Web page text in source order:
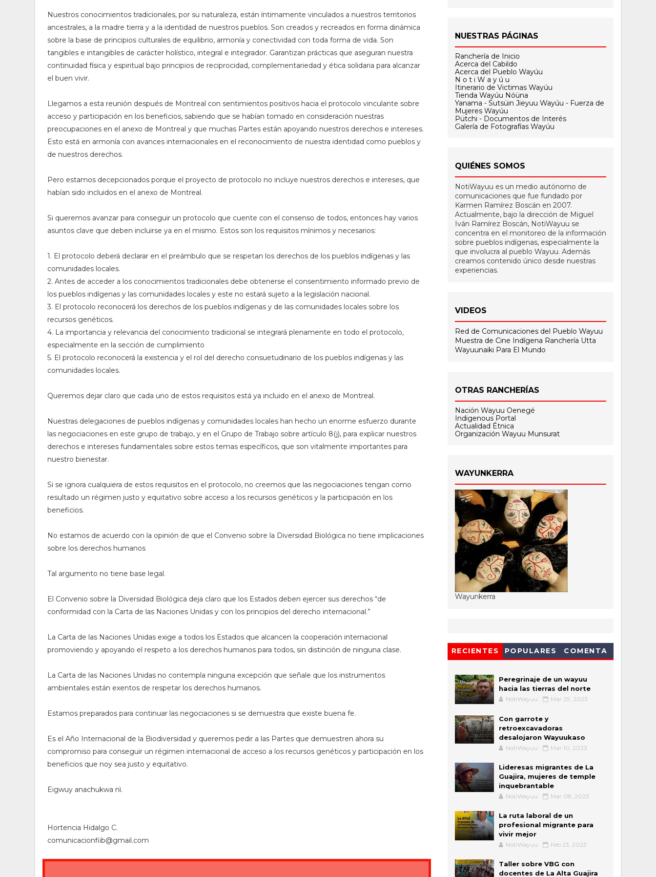
Nuestros conocimientos tradicionales, por su naturaleza, están íntimamente vinculados a nuestros territorios
ancestrales, a la madre tierra y a la identidad de nuestros pueblos. Son creados y recreados en forma dinámica
sobre la base de principios culturales de equilibrio, armonía y conectividad con toda forma de vida. Son
tangibles e intangibles de carácter holístico, integral e integrador. Garantizan prácticas que aseguran nuestra
continuidad física y espiritual bajo principios de reciprocidad, complementariedad y ética solidaria para alcanzar
el buen vivir.
Llegamos a esta reunión después de Montreal con sentimientos positivos hacia el protocolo vinculante sobre
acceso y participación en los beneficios, sabiendo que se habían tomado en consideración nuestras
preocupaciones en el anexo de Montreal y que muchas Partes están apoyando nuestros derechos e intereses.
Esto está en armonía con avances internacionales en el reconocimiento de nuestra identidad como pueblos y
de nuestros derechos.
Pero estamos decepcionados porque el proyecto de protocolo no incluye nuestros derechos e intereses, que
habían sido incluidos en el anexo de Montreal.
Si queremos avanzar para conseguir un protocolo que cuente con el consenso de todos, entonces hay varios
asuntos clave que deben incluirse ya en el mismo. Estos son los requisitos mínimos y necesarios:
1. El protocolo deberá declarar en el preámbulo que se respetan los derechos de los pueblos indígenas y las
comunidades locales.
2. Antes de acceder a los conocimientos tradicionales debe obtenerse el consentimiento informado previo de
los pueblos indígenas y las comunidades locales y este no estará sujeto a la legislación nacional.
3. El protocolo reconocerá los derechos de los pueblos indígenas y de las comunidades locales sobre los
recursos genéticos.
4. La importancia y relevancia del conocimiento tradicional se integrará plenamente en todo el protocolo,
especialmente en la sección de cumplimiento
5. El protocolo reconocerá la existencia y el rol del derecho consuetudinario de los pueblos indígenas y las
comunidades locales.
Queremos dejar claro que cada uno de estos requisitos está ya incluido en el anexo de Montreal.
Nuestras delegaciones de pueblos indígenas y comunidades locales han hecho un enorme esfuerzo durante
las negociaciones en este grupo de trabajo, y en el Grupo de Trabajo sobre artículo 8(j), para explicar nuestros
derechos e intereses fundamentales sobre estos temas específicos, que son vitalmente importantes para
nuestro bienestar.
Si se ignora cualquiera de estos requisitos en el protocolo, no creemos que las negociaciones tengan como
resultado un régimen justo y equitativo sobre acceso a los recursos genéticos y la participación en los
beneficios.
No estamos de acuerdo con la opinión de que el Convenio sobre la Diversidad Biológica no tiene implicaciones
sobre los derechos humanos
Tal argumento no tiene base legal.
El Convenio sobre la Diversidad Biológica deja claro que los Estados deben ejercer sus derechos “de
conformidad con la Carta de las Naciones Unidas y con los principios del derecho internacional.”
La Carta de las Naciones Unidas exige a todos los Estados que alcancen la cooperación internacional
promoviendo y apoyando el respeto a los derechos humanos para todos, sin distinción de ninguna clase.
La Carta de las Naciones Unidas no contempla ninguna excepción que señale que los instrumentos
ambientales están exentos de respetar los derechos humanos.
Estamos preparados para continuar las negociaciones si se demuestra que existe buena fe.
Es el Año Internacional de la Biodiversidad y queremos pedir a las Partes que demuestren ahora su
compromiso para conseguir un régimen internacional de acceso a los recursos genéticos y participación en los
beneficios que noy sea justo y equitativo.
Eigwuy anachukwa nì.
Hortencia Hidalgo C.
comunicacionfiib@gmail.com
NUESTRAS PÁGINAS
Ranchería de Inicio
Acerca del Cabildo
Acerca del Pueblo Wayúu
N o t i W a y ú u
Itinerario de Victimas Wayúu
Tienda Wayúu Nóüna
Yanama - Sutsüin Jieyuu Wayúu - Fuerza de
Mujeres Wayúu
Pütchi - Documentos de Interés
Galería de Fotografías Wayúu
QUIÉNES SOMOS
NotiWayuu es un medio autónomo de
comunicaciones que fue fundado por
Karmen Ramírez Boscán en 2007.
Actualmente, bajo la dirección de Miguel
Iván Ramírez Boscán, NotiWayuu se
concentra en el monitoreo de la información
sobre pueblos indígenas, especialmente la
que involucra al pueblo Wayuu. Además
creamos contenido único desde nuestras
experiencias.
VIDEOS
Red de Comunicaciones del Pueblo Wayuu
Muestra de Cine Indígena Ranchería Utta
Wayuunaiki Para El Mundo
OTRAS RANCHERÍAS
Nación Wayuu Oenegé
Indigenous Portal
Actualidad Étnica
Organización Wayuu Munsurat
WAYUNKERRA
Wayunkerra
RECIENTES POPULARES COMENTA
Peregrinaje de un wayuu
hacia las tierras del norte
NotiWayuu Mar 29, 2023
Con garrote y
retroexcavadoras
desalojaron Wayuukaso
NotiWayuu Mar 10, 2023
Lideresas migrantes de La
Guajira, mujeres de temple
inquebrantable
NotiWayuu Mar 08, 2023
La ruta laboral de un
profesional migrante para
vivir mejor
NotiWayuu Feb 23, 2023
Taller sobre VBG con
docentes de La Alta Guajira